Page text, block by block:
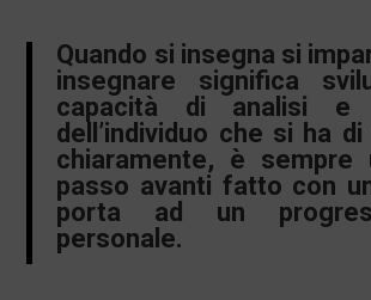
Quando si insegna si
insegnare significa
capacità di analisi e
dell’individuo che si ha
chiaramente, è sempre
passo avanti fatto con
porta ad un
personale.